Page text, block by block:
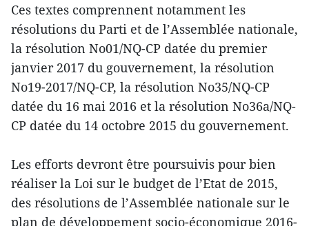
Ces textes comprennent notamment les
résolutions du Parti et de l’Assemblée nationale,
la résolution No01/NQ-CP datée du premier
janvier 2017 du gouvernement, la résolution
No19-2017/NQ-CP, la résolution No35/NQ-CP
datée du 16 mai 2016 et la résolution No36a/NQ-
CP datée du 14 octobre 2015 du gouvernement.
Les efforts devront être poursuivis pour bien
réaliser la Loi sur le budget de l’Etat de 2015,
des résolutions de l’Assemblée nationale sur le
plan de développement socio-économique 2016-